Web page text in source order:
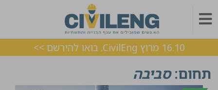
16.10 מרוץ CivilEng. בואו להירשם >>
תחום:סביבה